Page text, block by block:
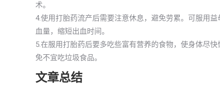
术。
4.使用打胎药流产后需要注意休息，避免劳累。可服用
血量，缩短出血时间。
5.在服用打胎药后要多吃些富有营养的食物，使身体尽
免不宜吃垃圾食品。
文章总结